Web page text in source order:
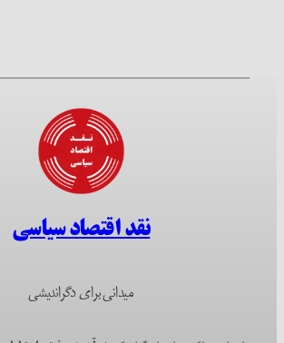
نقد اقتصاد سیاسی
میدانی برای دگراندیشی